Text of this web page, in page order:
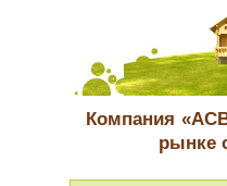
Компания
рынке